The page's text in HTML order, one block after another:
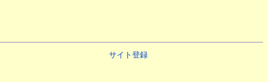
サイト登録